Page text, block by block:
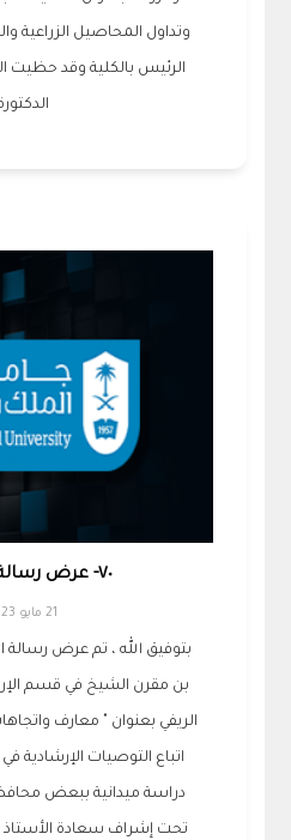
وتداول المحاصيل الزراعية
الرئيس بالكلية وقد حظيت
٧٠- عرض رسالة دكتوراة
21 مايو 2023
بتوفيق الله ، تم عرض رسالة
بن مقرن الشيخ في قسم
الريفي بعنوان " معارف
اتباع التوصيات الإرشادية
دراسة ميدانية ببعض
تحت إشراف سعادة الأستاذ